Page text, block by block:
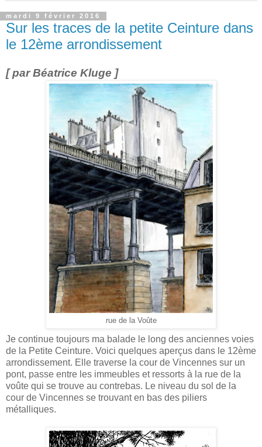
mardi 9 février 2016
Sur les traces de la petite Ceinture dans
le 12ème arrondissement
[ par Béatrice Kluge ]
rue de la Voûte
Je continue toujours ma balade le long des anciennes voies
de la Petite Ceinture. Voici quelques aperçus dans le 12ème
arrondissement. Elle traverse la cour de Vincennes sur un
pont, passe entre les immeubles et ressorts à la rue de la
voûte qui se trouve au contrebas. Le niveau du sol de la
cour de Vincennes se trouvant en bas des piliers
métalliques.